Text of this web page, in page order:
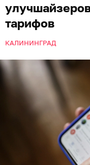
тарифов
КАЛИНИНГРАД